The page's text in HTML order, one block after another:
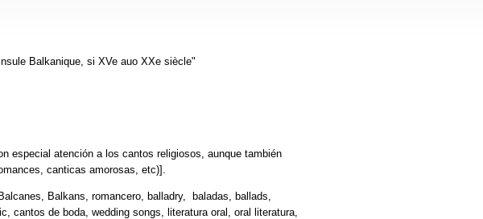
Balkanique, si XVe auo XXe siècle"
especial atención a los cantos religiosos, aunque también
canticas amorosas, etc)].
Balkans, romancero, balladry, baladas, ballads,
cantos de boda, wedding songs, literatura oral, oral literatura,